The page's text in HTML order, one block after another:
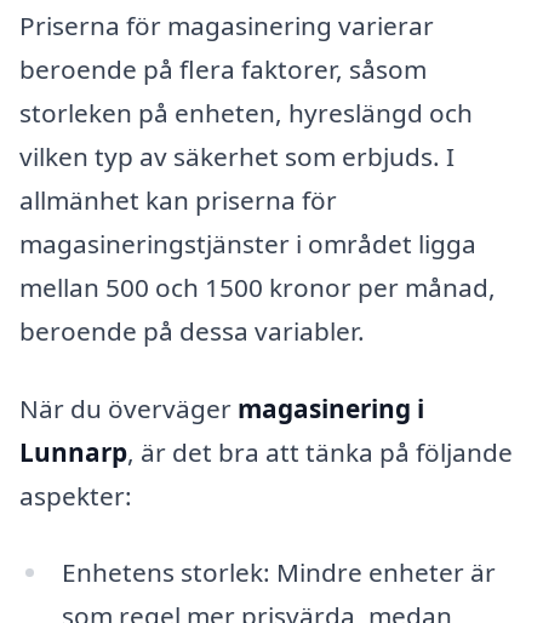
Priserna för magasinering varierar
beroende på flera faktorer, såsom
storleken på enheten, hyreslängd och
vilken typ av säkerhet som erbjuds. I
allmänhet kan priserna för
magasineringstjänster i området ligga
mellan 500 och 1500 kronor per månad,
beroende på dessa variabler.
När du överväger magasinering i
Lunnarp, är det bra att tänka på följande
aspekter:
Enhetens storlek: Mindre enheter är
som regel mer prisvärda, medan